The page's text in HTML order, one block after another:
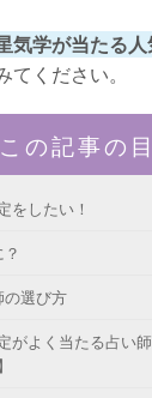
気学が当たる
ください。
この記事の
をしたい！
の選び方
がよく当たる占い